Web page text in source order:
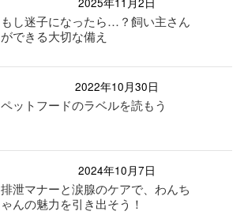
もし迷子になったら…？飼い主さん
ができる大切な備え
2022年10月30日
ペットフードのラベルを読もう
2024年10月7日
排泄マナーと涙腺のケアで、わんち
ゃんの魅力を引き出そう！